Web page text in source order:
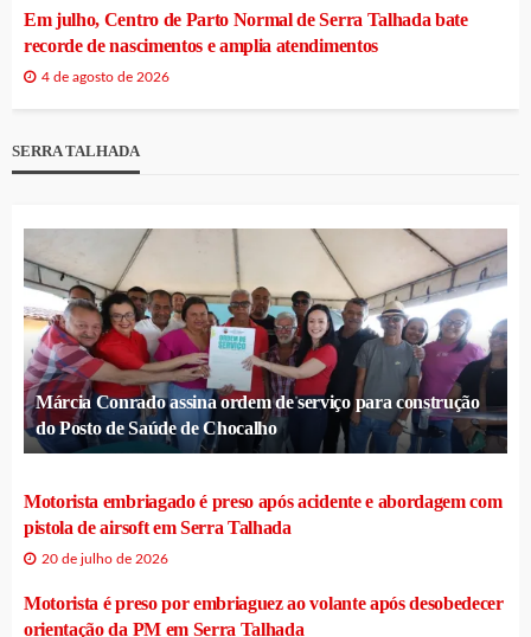
Em julho, Centro de Parto Normal de Serra Talhada bate
recorde de nascimentos e amplia atendimentos
4 de agosto de 2026
SERRA TALHADA
Márcia Conrado assina ordem de serviço para construção
do Posto de Saúde de Chocalho
Motorista embriagado é preso após acidente e abordagem com
pistola de airsoft em Serra Talhada
20 de julho de 2026
Motorista é preso por embriaguez ao volante após desobedecer
orientação da PM em Serra Talhada